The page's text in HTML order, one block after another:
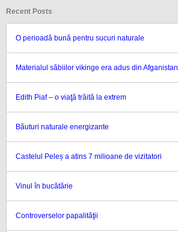
Recent Posts
O perioadă bună pentru sucuri naturale
Materialul săbiilor vikinge era adus din Afganistan
Edith Piaf – o viaţă trăită la extrem
Băuturi naturale energizante
Castelul Peleș a atins 7 milioane de vizitatori
Vinul în bucătărie
Controverselor papalităţii